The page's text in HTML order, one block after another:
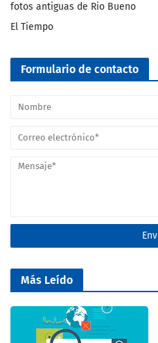
fotos antiguas de Rio Bueno
El Tiempo
Formulario de contacto
Más Leído